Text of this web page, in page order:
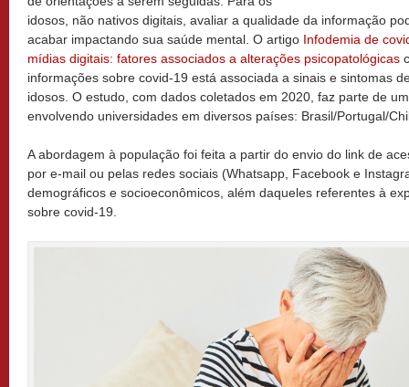
idosos, não nativos digitais, avaliar a qualidade da informação
acabar impactando sua saúde mental. O artigo Infodemia de
mídias digitais: fatores associados a alterações psicopatológicas
informações sobre covid-19 está associada a sinais e sintomas
idosos. O estudo, com dados coletados em 2020, faz parte de
envolvendo universidades em diversos países: Brasil/Portugal/
A abordagem à população foi feita a partir do envio do link de
por e-mail ou pelas redes sociais (Whatsapp, Facebook e
demográficos e socioeconômicos, além daqueles referentes à
sobre covid-19.